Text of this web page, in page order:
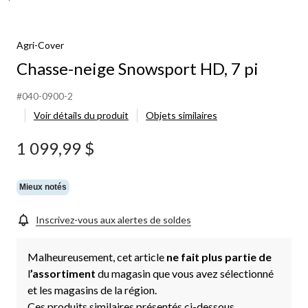
Agri-Cover
Chasse-neige Snowsport HD, 7 pi
#040-0900-2
Voir détails du produit
Objets similaires
1 099,99 $
Mieux notés
Inscrivez-vous aux alertes de soldes
Malheureusement, cet article ne fait plus partie de
l’assortiment du magasin que vous avez sélectionné
et les magasins de la région.